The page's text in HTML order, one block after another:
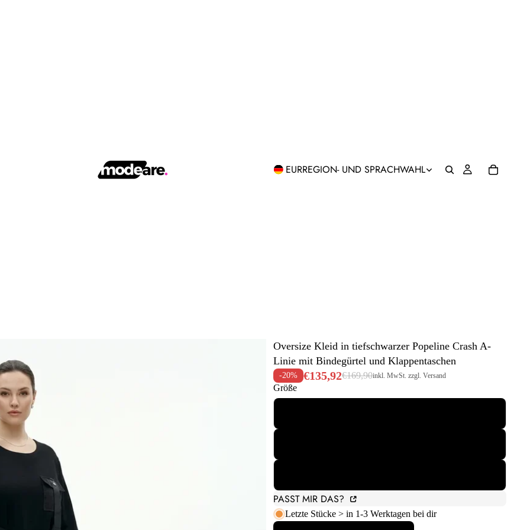
EURREGION- UND SPRACHWAHL
Oversize Kleid in tiefschwarzer Popeline Crash A-
Linie mit Bindegürtel und Klappentaschen
-20% €135,92€169,90inkl. MwSt. zzgl. Versand
Größe
PASST MIR DAS?
Letzte Stücke > in 1-3 Werktagen bei dir